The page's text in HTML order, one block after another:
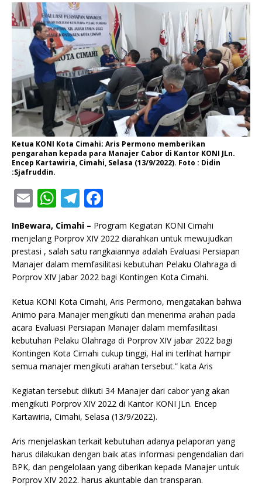
Ketua KONI Kota Cimahi; Aris Permono memberikan
pengarahan kepada para Manajer Cabor di Kantor KONI JLn.
Encep Kartawiria, Cimahi, Selasa (13/9/2022). Foto : Didin
:Sjafruddin.
E
ai
l
W
h
at
s
A
p
T
el
e
g
ra
c
e
b
o
k
InBewara, Cimahi – Program Kegiatan KONI Cimahi
menjelang Porprov XIV 2022 diarahkan untuk mewujudkan
prestasi , salah satu rangkaiannya adalah Evaluasi Persiapan
Manajer dalam memfasilitasi kebutuhan Pelaku Olahraga di
Porprov XIV Jabar 2022 bagi Kontingen Kota Cimahi.
Ketua KONI Kota Cimahi, Aris Permono, mengatakan bahwa
Animo para Manajer mengikuti dan menerima arahan pada
acara Evaluasi Persiapan Manajer dalam memfasilitasi
kebutuhan Pelaku Olahraga di Porprov XIV jabar 2022 bagi
Kontingen Kota Cimahi cukup tinggi, Hal ini terlihat hampir
semua manajer mengikuti arahan tersebut.” kata Aris
Kegiatan tersebut diikuti 34 Manajer dari cabor yang akan
mengikuti Porprov XIV 2022 di Kantor KONI JLn. Encep
Kartawiria, Cimahi, Selasa (13/9/2022).
Aris menjelaskan terkait kebutuhan adanya pelaporan yang
harus dilakukan dengan baik atas informasi pengendalian dari
BPK, dan pengelolaan yang diberikan kepada Manajer untuk
Porprov XIV 2022. harus akuntable dan transparan.